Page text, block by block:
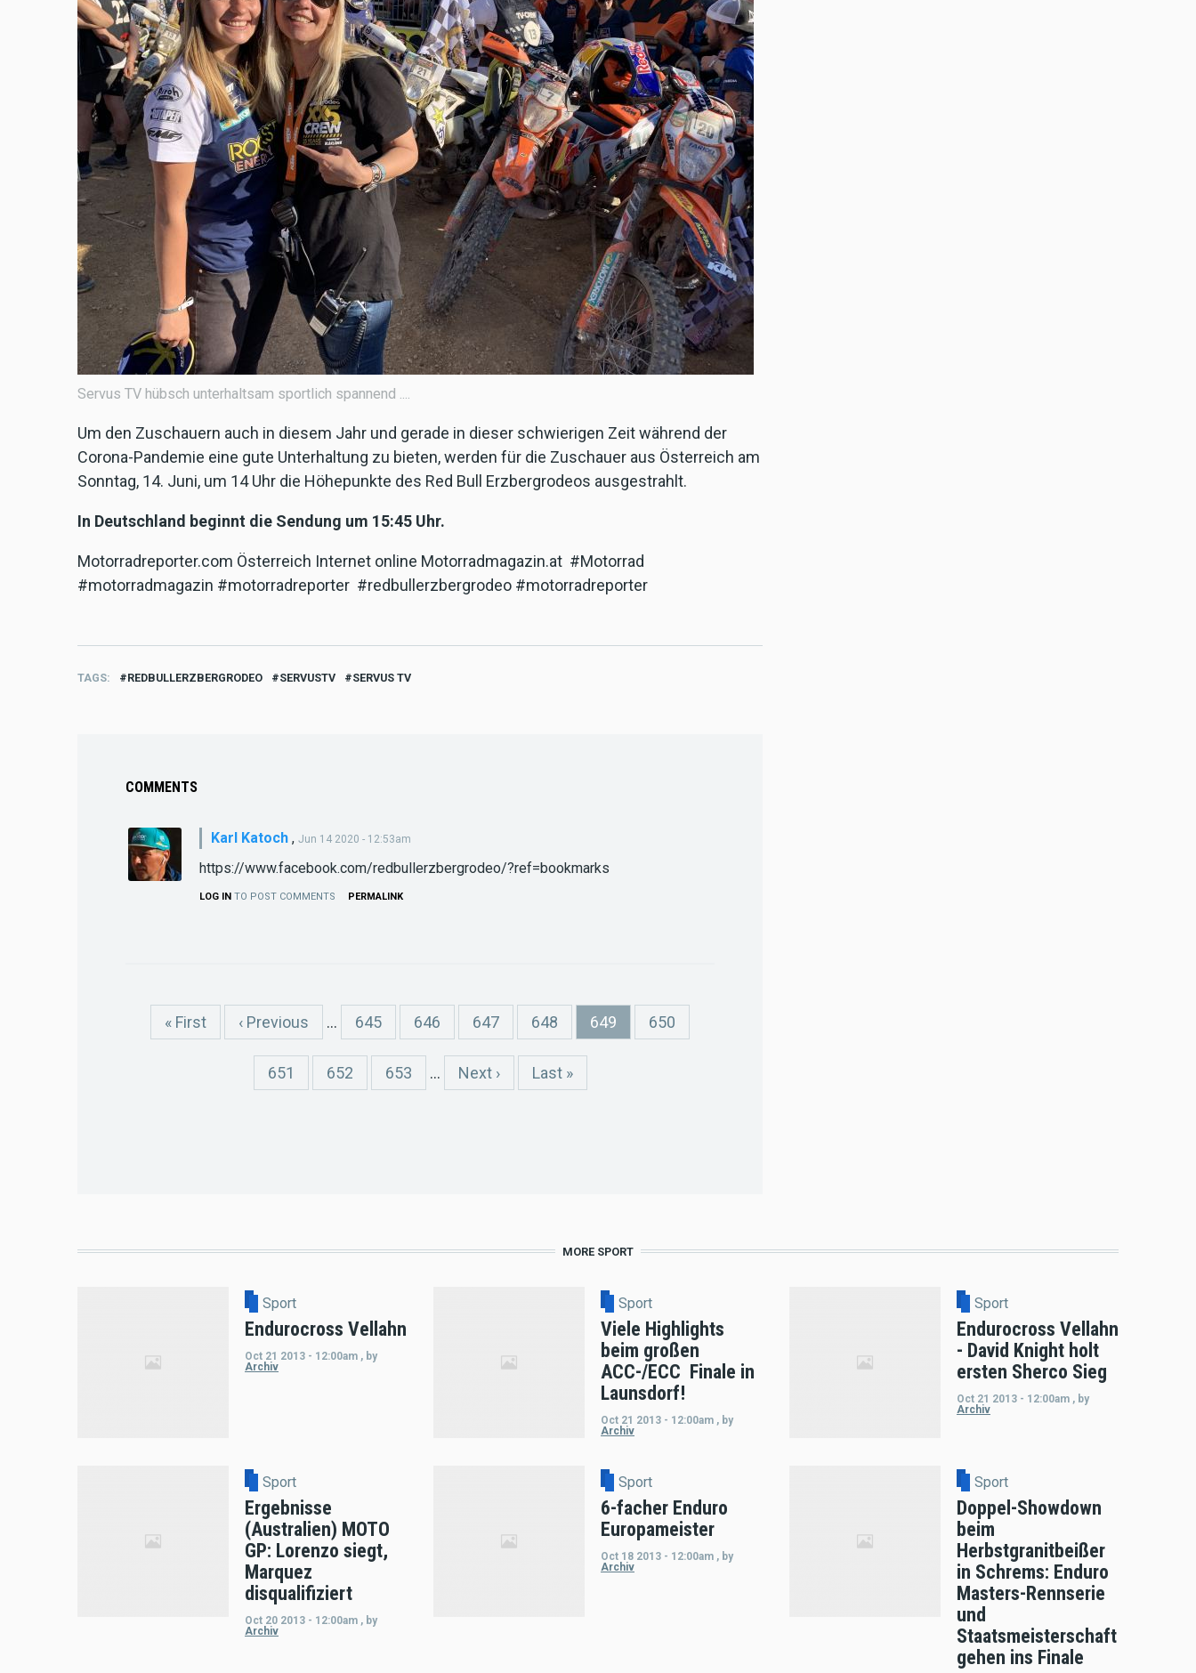
Servus TV hübsch unterhaltsam sportlich spannend ....
Um den Zuschauern auch in diesem Jahr und gerade in dieser schwierigen Zeit während der
Corona-Pandemie eine gute Unterhaltung zu bieten, werden für die Zuschauer aus Österreich am
Sonntag, 14. Juni, um 14 Uhr die Höhepunkte des Red Bull Erzbergrodeos ausgestrahlt.
In Deutschland beginnt die Sendung um 15:45 Uhr.
Motorradreporter.com Österreich Internet online Motorradmagazin.at #Motorrad
#motorradmagazin #motorradreporter #redbullerzbergrodeo #motorradreporter
TAGS REDBULLERZBERGRODEO SERVUSTV SERVUS TV
COMMENTS
Karl Katoch , Jun 14 2020 - 12:53am
https://www.facebook.com/redbullerzbergrodeo/?ref=bookmarks
LOG IN TO POST COMMENTS PERMALINK
First
« First
Previous
‹ Previous … Page
645 Page
646 Page
647 Page
648
Current
649 Page
650
Page
651 Page
652 Page
653 …
Next
Next ›
Last
Last »
MORE SPORT
Sport
Endurocross Vellahn
Oct 21 2013 - 12:00am , by
Archiv
Sport
Viele Highlights
beim großen
ACC-/ECC  Finale in
Launsdorf!
Oct 21 2013 - 12:00am , by
Archiv
Sport
Endurocross Vellahn
- David Knight holt
ersten Sherco Sieg
Oct 21 2013 - 12:00am , by
Archiv
Sport
Ergebnisse
(Australien) MOTO
GP: Lorenzo siegt,
Marquez
disqualifiziert
Oct 20 2013 - 12:00am , by
Archiv
Sport
6-facher Enduro
Europameister
Oct 18 2013 - 12:00am , by
Archiv
Sport
Doppel-Showdown
beim
Herbstgranitbeißer
in Schrems: Enduro
Masters-Rennserie
und
Staatsmeisterschaft
gehen ins Finale